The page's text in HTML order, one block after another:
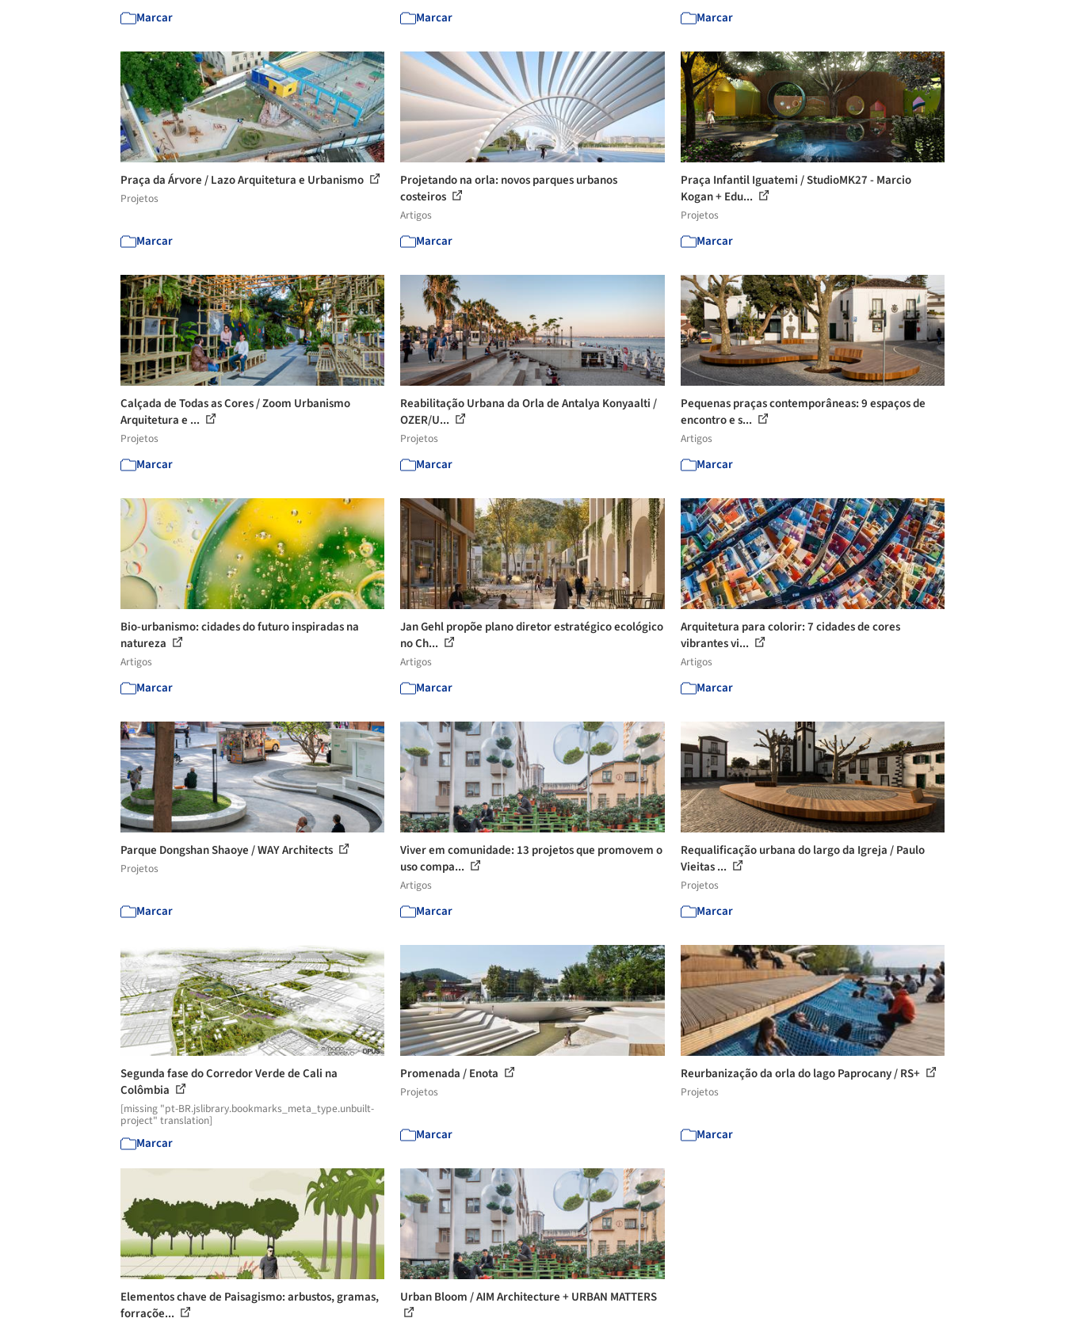
Marcar Marcar Marcar
Praça da Árvore / Lazo Arquitetura e Urbanismo
Projetos
Marcar
Projetando na orla: novos parques urbanos
costeiros
Artigos
Marcar
Praça Infantil Iguatemi / StudioMK27 - Marcio
Kogan + Edu...
Projetos
Marcar
Calçada de Todas as Cores / Zoom Urbanismo
Arquitetura e ...
Projetos
Marcar
Reabilitação Urbana da Orla de Antalya Konyaalti /
OZER/U...
Projetos
Marcar
Pequenas praças contemporâneas: 9 espaços de
encontro e s...
Artigos
Marcar
Bio-urbanismo: cidades do futuro inspiradas na
natureza
Artigos
Marcar
Jan Gehl propõe plano diretor estratégico ecológico
no Ch...
Artigos
Marcar
Arquitetura para colorir: 7 cidades de cores
vibrantes vi...
Artigos
Marcar
Parque Dongshan Shaoye / WAY Architects
Projetos
Marcar
Viver em comunidade: 13 projetos que promovem o
uso compa...
Artigos
Marcar
Requalificação urbana do largo da Igreja / Paulo
Vieitas ...
Projetos
Marcar
Segunda fase do Corredor Verde de Cali na
Colômbia
[missing "pt-BR.jslibrary.bookmarks_meta_type.unbuilt-
project" translation]
Marcar
Promenada / Enota
Projetos
Marcar
Reurbanização da orla do lago Paprocany / RS+
Projetos
Marcar
Elementos chave de Paisagismo: arbustos, gramas,
forraçõe...
Urban Bloom / AIM Architecture + URBAN MATTERS